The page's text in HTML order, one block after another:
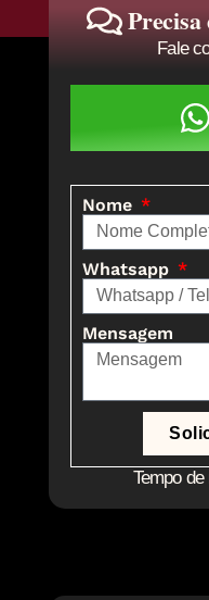
Precisa
Fale
Nome
Whatsapp
Mensagem
Tempo